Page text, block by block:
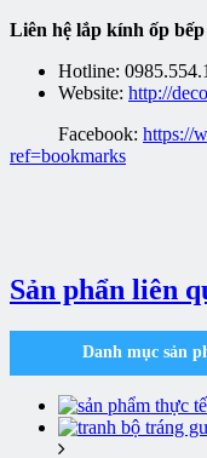
Liên hệ lắp kính ốp bếp
Hotline:
Website: http://
Facebook: https://
ref=bookmarks
Sản phẩn liên
Danh mục sản